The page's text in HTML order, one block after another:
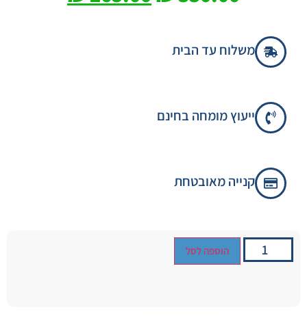
משלוח עד הבית
ייעוץ מומחה בחינם
קנייה מאובטחת
הוספה לסל